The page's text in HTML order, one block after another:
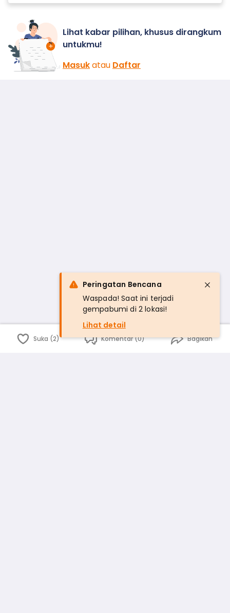
Lihat kabar pilihan, khusus dirangkum
untukmu!
Masukatau Daftar
Suka (2) Komentar (0) Bagikan
Peringatan Bencana
Waspada! Saat ini terjadi
gempabumi di 2 lokasi!
Lihat detail